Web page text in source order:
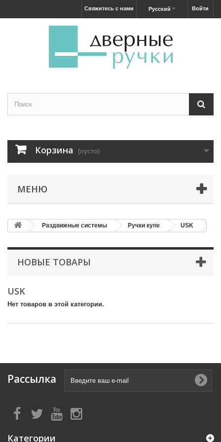
Войти
Русский
Свяжитесь с нами
Корзина (пусто)
МЕНЮ
Раздвижные системы Ручки купе USK
НОВЫЕ ТОВАРЫ
USK
Нет товаров в этой категории.
Рассылка
Категории